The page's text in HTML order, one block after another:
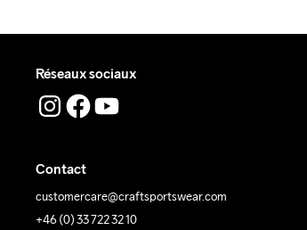
Réseaux sociaux
Contact
customercare@craftsportswear.com
+46 (0) 33 722 32 10